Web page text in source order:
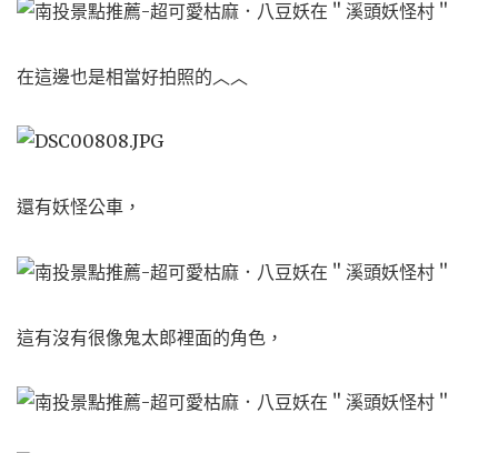
在這邊也是相當好拍照的︿︿
還有妖怪公車，
這有沒有很像鬼太郎裡面的角色，